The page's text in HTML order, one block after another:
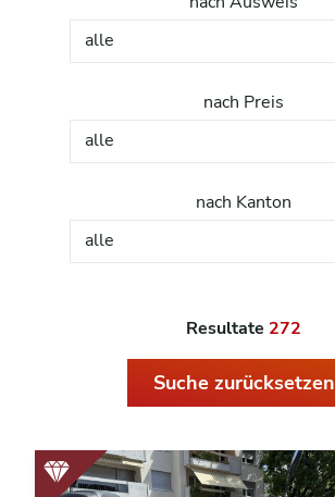
alle
nach Preis
alle
nach Kanton
alle
Resultate 272
Suche zurücksetzen